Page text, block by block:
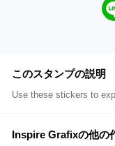
このスタンプの説明
Use these stickers to
Inspire Grafixの他の